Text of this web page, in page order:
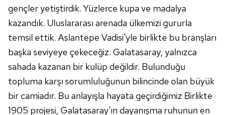
Sizlere daha iyi bir hizmet sunabilmek için İnternet
kullanılmaktadır. Bu çerezler vasıtasıyla çeşitli kişisel
verileriniz işlenmekte olup gerekli olan çerezler bilgi
toplumu hizmetlerinin sunulması amacıyla
kullanılmaktadır. Diğer çerezler, sitemizin daha işlevsel
kılınması ve kişiselleştirilmesi ve sizlere yönelik
reklam/pazarlama faaliyetlerinin yapılması, amaçlarıyla
gençler yetiştirdik. Yüzlerce kupa ve madalya
kazandık. Uluslararası arenada ülkemizi gururla
temsil ettik. Aslantepe Vadisi'yle birlikte bu branşları
başka seviyeye çekeceğiz. Galatasaray, yalnızca
sahada kazanan bir kulüp değildir. Bulunduğu
topluma karşı sorumluluğunun bilincinde olan büyük
bir camiadır. Bu anlayışla hayata geçirdiğimiz Birlikte
1905 projesi, Galatasaray'ın dayanışma ruhunun en